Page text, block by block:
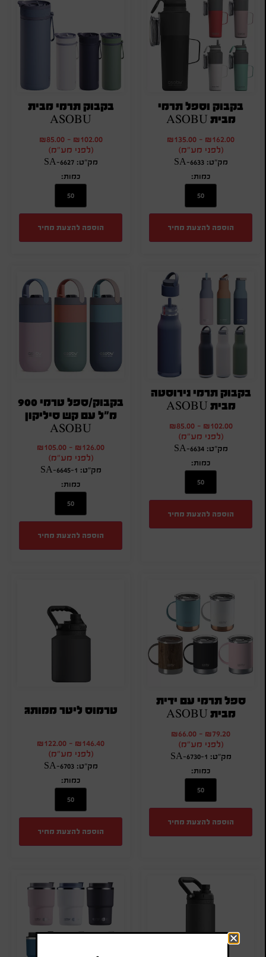
בקבוק וספל תרמי
מבית ASOBU
₪162.00
-
₪135.00
(לפני מע"מ)
מק"ט: SA-6633
כמות:
הוספה להצעת מחיר
בקבוק תרמי מבית
ASOBU
₪102.00
-
₪85.00
(לפני מע"מ)
מק"ט: SA-6627
כמות:
הוספה להצעת מחיר
בקבוק תרמי נירוסטה
מבית ASOBU
₪102.00
-
₪85.00
(לפני מע"מ)
מק"ט: SA-6634
כמות:
הוספה להצעת מחיר
בקבוק/ספל טרמי 900
מ"ל עם קש סיליקון
ASOBU
₪126.00
-
₪105.00
(לפני מע"מ)
מק"ט: SA-6645-1
כמות:
הוספה להצעת מחיר
ספל תרמי עם ידית
מבית ASOBU
₪79.20
-
₪66.00
(לפני מע"מ)
מק"ט: SA-6730-1
כמות:
הוספה להצעת מחיר
טרמוס ליטר ממותג
₪146.40
-
₪122.00
(לפני מע"מ)
מק"ט: SA-6703
כמות:
הוספה להצעת מחיר